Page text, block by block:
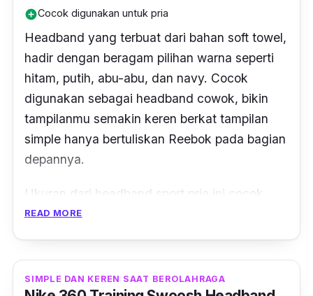
add_circleCocok digunakan untuk pria
Headband yang terbuat dari bahan soft towel,
hadir dengan beragam pilihan warna seperti
hitam, putih, abu-abu, dan navy. Cocok
digunakan sebagai headband cowok, bikin
tampilanmu semakin keren berkat tampilan
simple hanya bertuliskan Reebok pada bagian
depannya.
Ukuran dari headband sport
pria ini cocok
digunakan untuk kebanyakan kepala orang
aksesorisfashionpria untuk tampilan yang
READ MORE
SIMPLE DAN KEREN SAAT BEROLAHRAGA